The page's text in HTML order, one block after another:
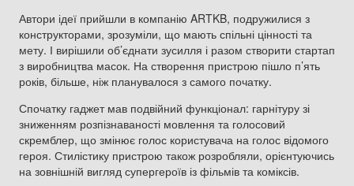
Автори ідеї прийшли в компанію ARTKB, подружилися з
конструкторами, зрозуміли, що мають спільні цінності та
мету. І вирішили об’єднати зусилля і разом створити стартап
з виробництва масок. На створення пристрою пішло п’ять
років, більше, ніж планувалося з самого початку.
Спочатку гаджет мав подвійний функціонал: гарнітуру зі
зниженням розпізнаваності мовлення та голосовий
скремблер, що змінює голос користувача на голос відомого
героя. Стилістику пристрою також розробляли, орієнтуючись
на зовнішній вигляд супергероїв із фільмів та коміксів.